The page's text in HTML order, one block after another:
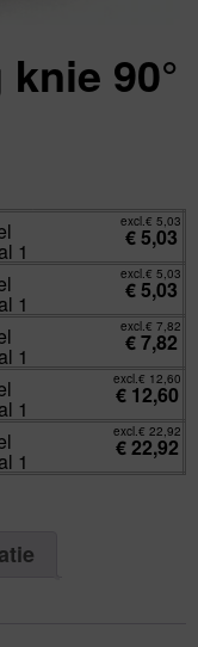
90°
1
excl.€ 5,03
€5,03
1
excl.€ 5,03
€5,03
1
excl.€ 7,82
€7,82
1
excl.€ 12,60
€ 12,60
1
excl.€ 22,92
€22,92